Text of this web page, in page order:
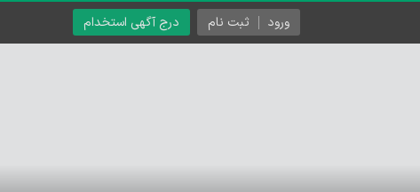
درج آگهی استخدام ورود ثبت نام